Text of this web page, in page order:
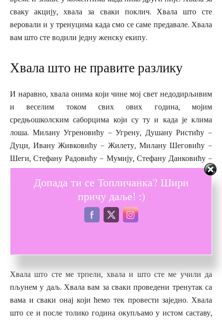
сваку акцију, хвала за сваки поклич. Хвала што сте
веровали и у тренуцима када смо се саме предавале. Хвала
вам што сте водили једну женску екипу.
Хвала што не правите разлику
И наравно, хвала онима који чине мој свет недодирљивим
и веселим током свих ових година, мојим
средњошколским саборцима који су ту и када је клима
лоша. Милану Угреновићу – Угрену, Душану Ристићу –
Дуци, Ивану Живковићу – Жилету, Милану Шеговићу –
Шеги, Стефану Радовићу – Мумију, Стефану Данковићу –
Данку, Милошу Комадини – Комадинцу, Марку
Стојиљковићу – Крљи, Боривоју Бори Живковићу, Николи
Момчиловићу – Пахи, Мирославу Јовановићу – Микију,
Дејану Нововићу – Новкету… Момци, хвала на разговору
и свађи, хвала што сам била део екипе и у кошарци и у
Хвала што сте ме трпели, хвала и што сте ме учили да
пљунем у даљ. Хвала вам за сваки проведени тренутак са
вама и сваки онај који ћемо тек провести заједно. Хвала
што се и после толико година окупљамо у истом саставу,
Допада ти се Топличанка? Шири
причу даље! :)